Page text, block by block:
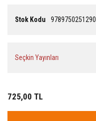
Stok Kodu 9789750251290
Seçkin Yayınları
725,00 TL